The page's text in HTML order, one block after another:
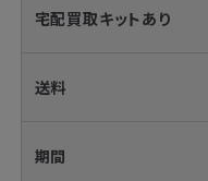
宅配買取キットあり
送料
期間